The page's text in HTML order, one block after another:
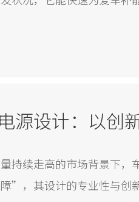
源设计：以创
持续走高的市场背景下
”，其设计的专业性与创